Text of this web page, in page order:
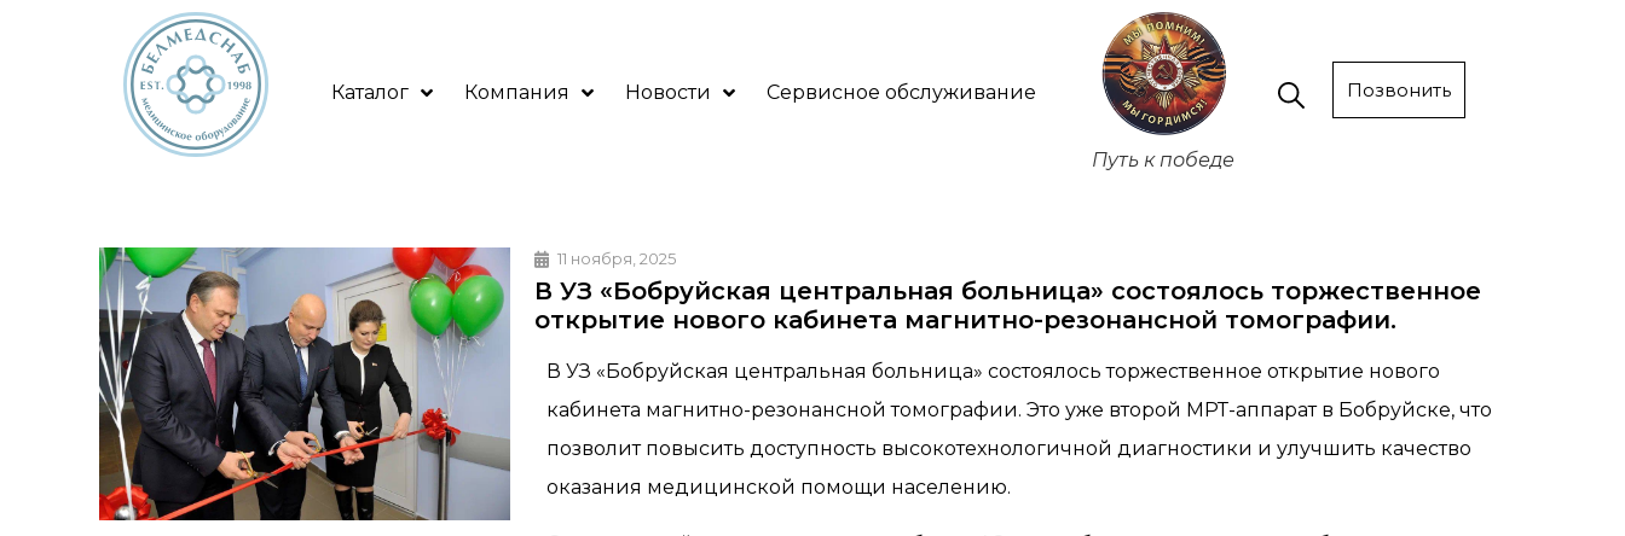
Каталог Компания Новости Сервисное обслуживание
Путь к победе
Позвонить
11 ноября, 2025
В УЗ «Бобруйская центральная больница» состоялось торжественное
открытие нового кабинета магнитно-резонансной томографии.
В УЗ «Бобруйская центральная больница» состоялось торжественное открытие нового
кабинета магнитно-резонансной томографии. Это уже второй МРТ-аппарат в Бобруйске, что
позволит повысить доступность высокотехнологичной диагностики и улучшить качество
оказания медицинской помощи населению.